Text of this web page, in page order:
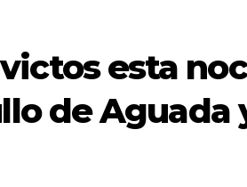
esta
de Aguada